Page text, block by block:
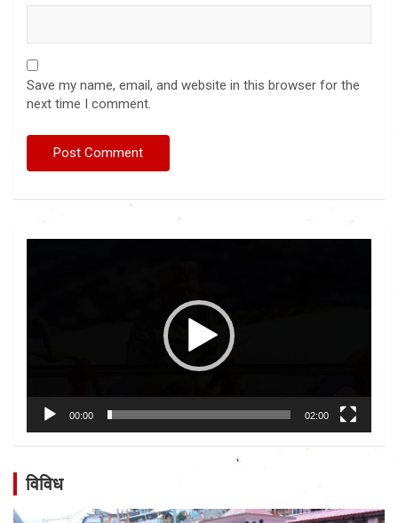
Save my name, email, and website in this browser for the
next time I comment.
00:00 02:00
विविध